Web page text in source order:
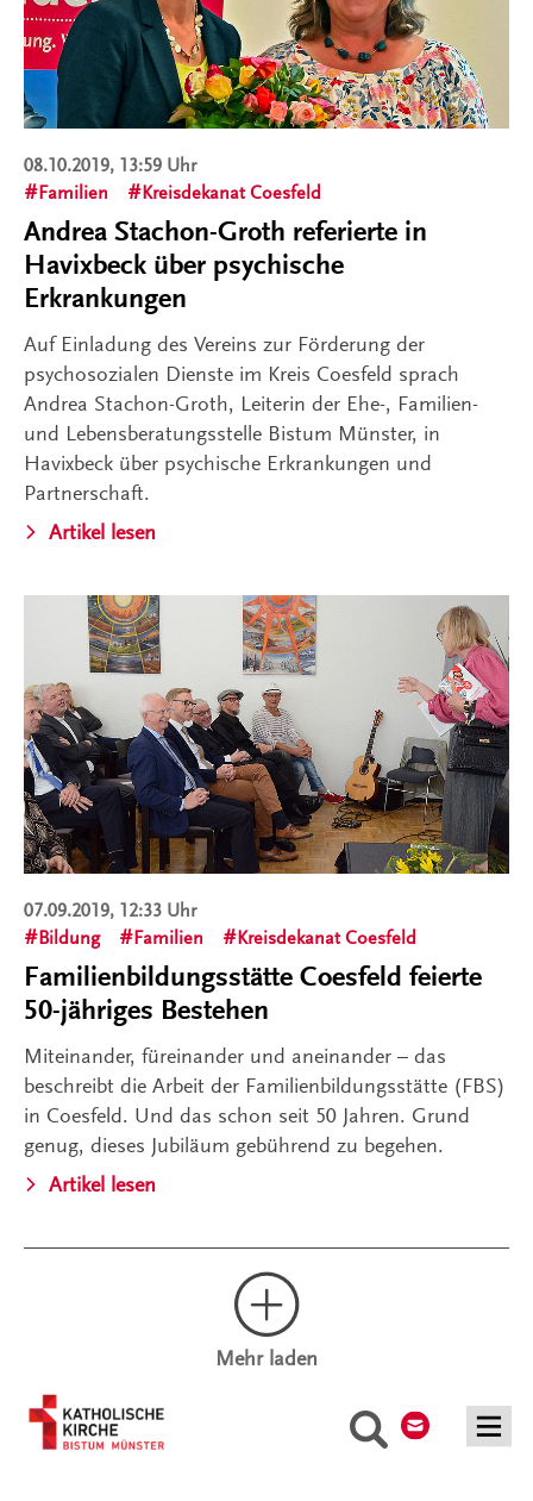
Suche
08.10.2019, 13:59 Uhr
Familien
Kreisdekanat Coesfeld
Andrea Stachon-Groth referierte in
Havixbeck über psychische
Erkrankungen
Auf Einladung des Vereins zur Förderung der
psychosozialen Dienste im Kreis Coesfeld sprach
Andrea Stachon-Groth, Leiterin der Ehe-, Familien-
und Lebensberatungsstelle Bistum Münster, in
Havixbeck über psychische Erkrankungen und
Partnerschaft.
Artikel lesen
07.09.2019, 12:33 Uhr
Bildung
Familien Kreisdekanat Coesfeld
Familienbildungsstätte Coesfeld feierte
50-jähriges Bestehen
Miteinander, füreinander und aneinander – das
beschreibt die Arbeit der Familienbildungsstätte (FBS)
in Coesfeld. Und das schon seit 50 Jahren. Grund
genug, dieses Jubiläum gebührend zu begehen.
Artikel lesen
Mehr laden